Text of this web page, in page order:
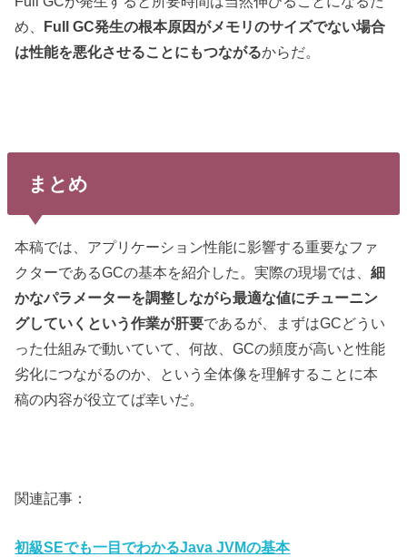
め、 Full GC発生の根本原因がメモリのサイズでない場合
は性能を悪化させることにもつながるからだ。
まとめ
本稿では、アプリケーション性能に影響する重要なファ
クターであるGCの基本を紹介した。実際の現場では、細
かなパラメーターを調整しながら最適な値にチューニン
グしていくという作業が肝要であるが、まずはGCどうい
った仕組みで動いていて、何故、GCの頻度が高いと性能
劣化につながるのか、という全体像を理解することに本
稿の内容が役立てば幸いだ。
関連記事：
初級SEでも一目でわかるJava JVMの基本